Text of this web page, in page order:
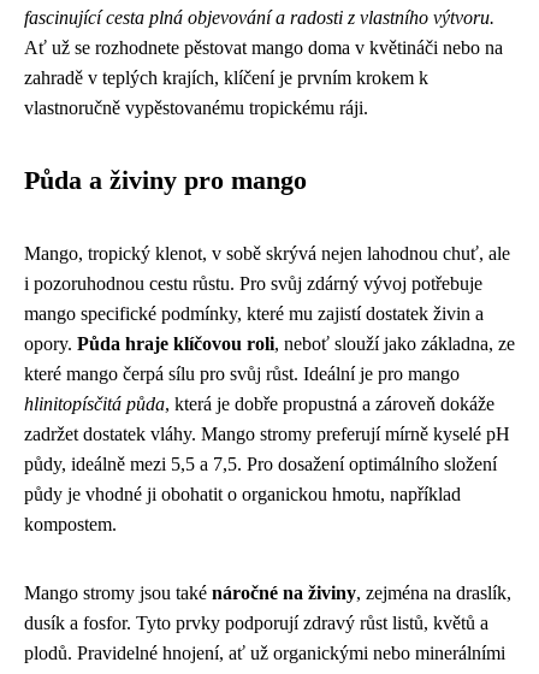
fascinující cesta plná objevování a radosti z vlastního výtvoru.
Ať už se rozhodnete pěstovat mango doma v květináči nebo na
zahradě v teplých krajích, klíčení je prvním krokem k
vlastnoručně vypěstovanému tropickému ráji.
Půda a živiny pro mango
Mango, tropický klenot, v sobě skrývá nejen lahodnou chuť, ale
i pozoruhodnou cestu růstu. Pro svůj zdárný vývoj potřebuje
mango specifické podmínky, které mu zajistí dostatek živin a
opory. Půda hraje klíčovou roli, neboť slouží jako základna, ze
které mango čerpá sílu pro svůj růst. Ideální je pro mango
hlinitopísčitá půda, která je dobře propustná a zároveň dokáže
zadržet dostatek vláhy. Mango stromy preferují mírně kyselé pH
půdy, ideálně mezi 5,5 a 7,5. Pro dosažení optimálního složení
půdy je vhodné ji obohatit o organickou hmotu, například
kompostem.
Mango stromy jsou také náročné na živiny, zejména na draslík,
dusík a fosfor. Tyto prvky podporují zdravý růst listů, květů a
plodů. Pravidelné hnojení, ať už organickými nebo minerálními